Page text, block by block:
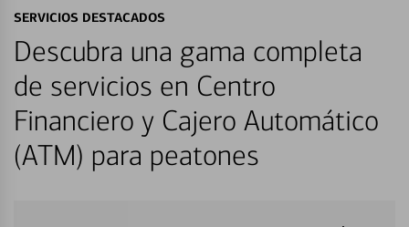
SERVICIOS DESTACADOS
Descubra una gama completa
de servicios en Centro
Financiero y Cajero Automático
(ATM) para peatones